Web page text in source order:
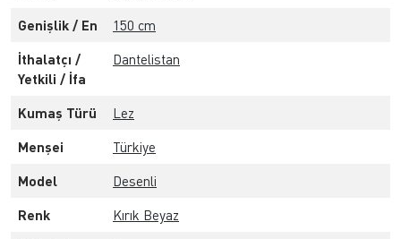
Genişlik / En 150 cm
İthalatçı /
Yetkili / İfa
Dantelistan
Kumaş Türü Lez
Menşei Türkiye
Model Desenli
Renk Kırık Beyaz